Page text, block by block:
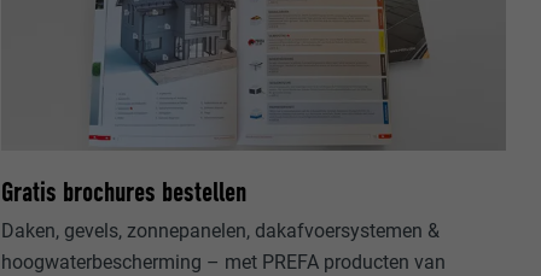
Gratis brochures bestellen
Daken, gevels, zonnepanelen, dakafvoersystemen &
hoogwaterbescherming – met PREFA producten van
gegevens
op.